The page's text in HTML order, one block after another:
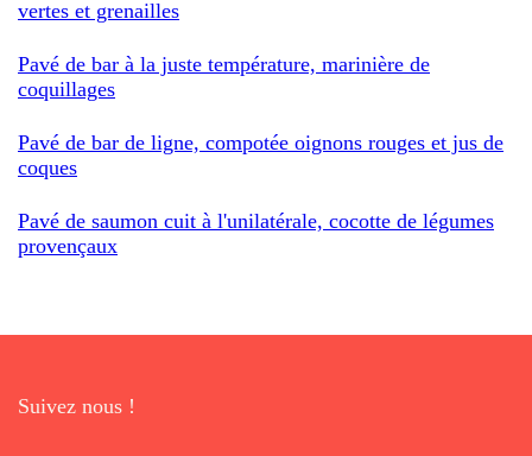
vertes et grenailles
Pavé de bar à la juste température, marinière de
coquillages
Pavé de bar de ligne, compotée oignons rouges et jus de
coques
Pavé de saumon cuit à l'unilatérale, cocotte de légumes
provençaux
Suivez nous !